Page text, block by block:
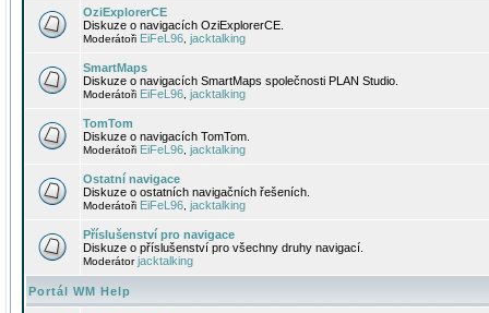
OziExplorerCE
Diskuze o navigacích OziExplorerCE.
Moderátoři EiFeL96 jacktalking
SmartMaps
Diskuze o navigacích SmartMaps společnosti PLAN Studio.
Moderátoři EiFeL96 jacktalking
TomTom
Diskuze o navigacích TomTom.
Moderátoři EiFeL96 jacktalking
Ostatní navigace
Diskuze o ostatních navigačních řešeních.
Moderátoři EiFeL96 jacktalking
Příslušenství pro navigace
Diskuze o příslušenství pro všechny druhy navigací.
Moderátorjacktalking
Portál WM Help